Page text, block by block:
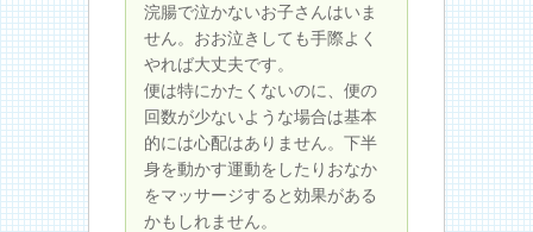
浣腸で泣かないお子さんはいま
せん。おお泣きしても手際よく
やれば大丈夫です。
便は特にかたくないのに、便の
回数が少ないような場合は基本
的には心配はありません。下半
身を動かす運動をしたりおなか
をマッサージすると効果がある
かもしれません。